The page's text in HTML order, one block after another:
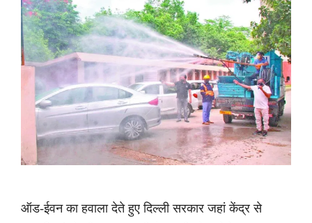
ऑड-ईवन का हवाला देते हुए दिल्ली सरकार जहां केंद्र से